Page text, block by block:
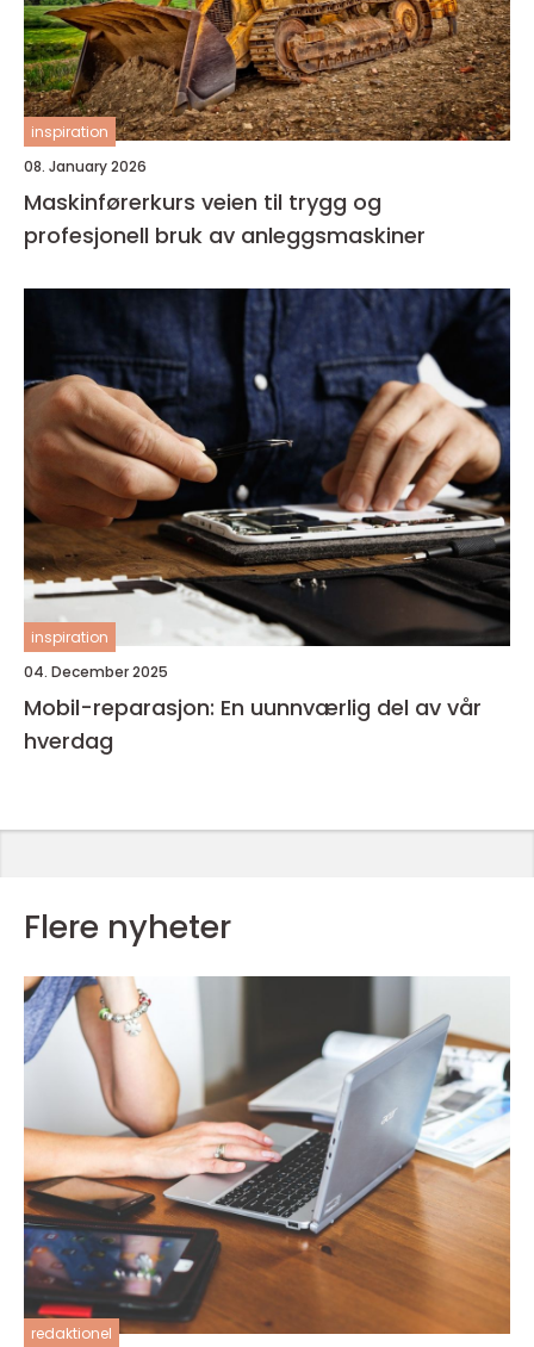
inspiration
08. January 2026
Maskinførerkurs veien til trygg og
profesjonell bruk av anleggsmaskiner
inspiration
04. December 2025
Mobil-reparasjon: En uunnværlig del av vår
hverdag
Flere nyheter
redaktionel